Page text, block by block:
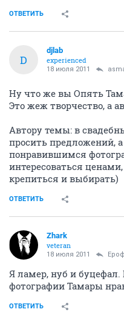
ОТВЕТИТЬ
D
djlab
experienced
18 июля 2011
Ну что же вы Опять
Это жеж творчество, а
Автору темы: в
просить предложений,
понравившимся
интересоваться
крепиться и выбирать)
ОТВЕТИТЬ
Zhark
veteran
18 июля 2011
Я ламер, нуб и
фотографии Тамары
ОТВЕТИТЬ